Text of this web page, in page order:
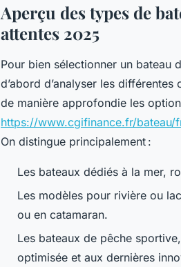
Aperçu des types de
attentes 2025
Pour bien sélectionner un bateau
d’abord d’analyser les
de manière approfondie les
https://www.cgifinance.fr/
On distingue principalement :
Les bateaux dédiés à la mer,
Les modèles pour rivière ou
ou en catamaran.
Les bateaux de pêche
optimisée et aux dernières